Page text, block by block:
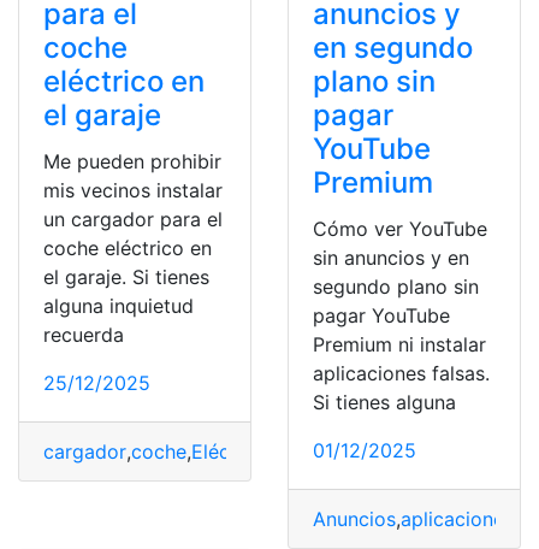
para el
coche
eléctrico en
el garaje
Me pueden prohibir
mis vecinos instalar
un cargador para el
coche eléctrico en
el garaje. Si tienes
alguna inquietud
recuerda
25/12/2025
cargador,coche,Eléctrico España,garaje,Instalar
anuncios y
en segundo
plano sin
pagar
YouTube
Premium
Cómo ver YouTube
sin anuncios y en
segundo plano sin
pagar YouTube
Premium ni instalar
aplicaciones falsas.
Si tienes alguna
01/12/2025
Anuncios,aplicaciones